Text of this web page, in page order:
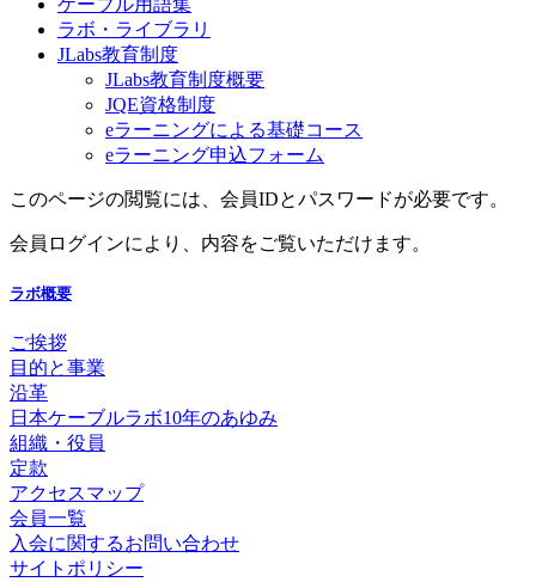
ケーブル用語集
ラボ・ライブラリ
JLabs教育制度
JLabs教育制度概要
JQE資格制度
eラーニングによる基礎コース
eラーニング申込フォーム
このページの閲覧には、会員IDとパスワードが必要です。
会員ログインにより、内容をご覧いただけます。
ラボ概要
ご挨拶
目的と事業
沿革
日本ケーブルラボ10年のあゆみ
組織・役員
定款
アクセスマップ
会員一覧
入会に関するお問い合わせ
サイトポリシー